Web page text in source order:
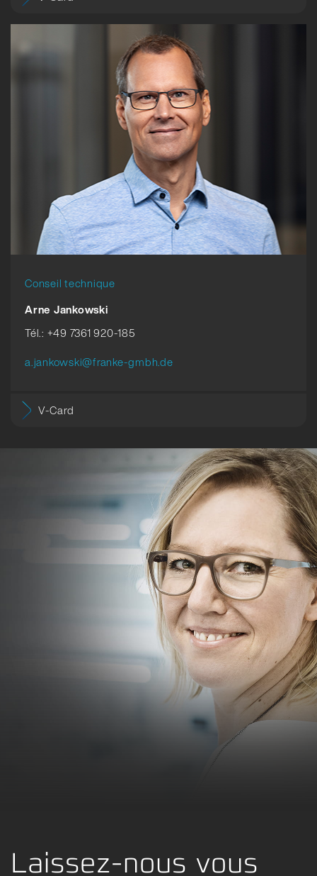
Conseil technique
Arne Jankowski
Tél.: +49 7361 920-185
a.jankowski@franke-gmbh.de
V-Card
Laissez-nous vous